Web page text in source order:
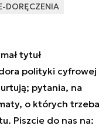
DORĘCZENIA
tytuł
polityki cyfrowej
pytania, na
o których trzeba
Piszcie do nas na: